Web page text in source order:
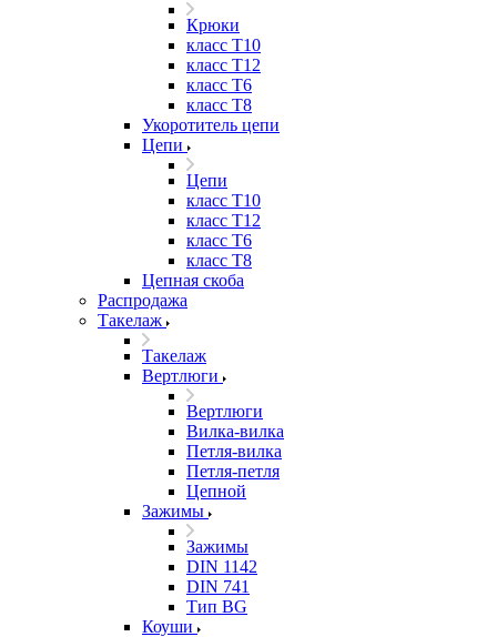
Крюки
класс Т10
класс Т12
класс Т6
класс Т8
Укоротитель цепи
Цепи
Цепи
класс Т10
класс Т12
класс Т6
класс Т8
Цепная скоба
Распродажа
Такелаж
Такелаж
Вертлюги
Вертлюги
Вилка-вилка
Петля-вилка
Петля-петля
Цепной
Зажимы
Зажимы
DIN 1142
DIN 741
Тип BG
Коуши